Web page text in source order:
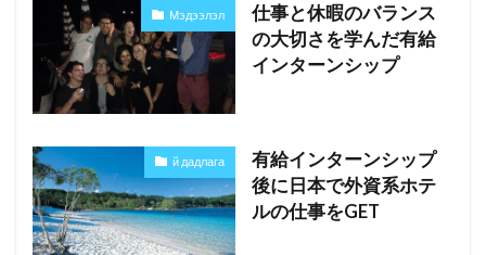
Мэдээлэл
仕事と休暇のバランス
の大切さを学んだ有給
インターンシップ
й дадлага
有給インターンシップ
後に日本で外資系ホテ
ルの仕事をGET